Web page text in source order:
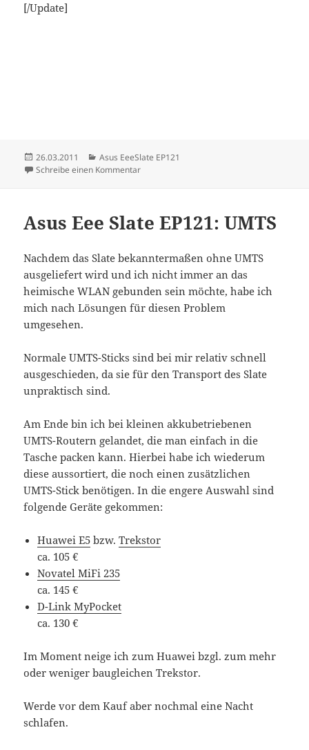
[/Update]
Veröffentlicht
am
26.03.2011 Kategorien
Asus EeeSlate EP121
Schreibe einen Kommentarzu Asus EP 121: Bezugsquellen
Asus Eee Slate EP121: UMTS
Nachdem das Slate bekanntermaßen ohne UMTS
ausgeliefert wird und ich nicht immer an das
heimische WLAN gebunden sein möchte, habe ich
mich nach Lösungen für diesen Problem
umgesehen.
Normale UMTS-Sticks sind bei mir relativ schnell
ausgeschieden, da sie für den Transport des Slate
unpraktisch sind.
Am Ende bin ich bei kleinen akkubetriebenen
UMTS-Routern gelandet, die man einfach in die
Tasche packen kann. Hierbei habe ich wiederum
diese aussortiert, die noch einen zusätzlichen
UMTS-Stick benötigen. In die engere Auswahl sind
folgende Geräte gekommen:
Huawei E5 bzw.Trekstor
ca. 105 €
Novatel MiFi 235
ca. 145 €
D-Link MyPocket
ca. 130 €
Im Moment neige ich zum Huawei bzgl. zum mehr
oder weniger baugleichen Trekstor.
Werde vor dem Kauf aber nochmal eine Nacht
schlafen.